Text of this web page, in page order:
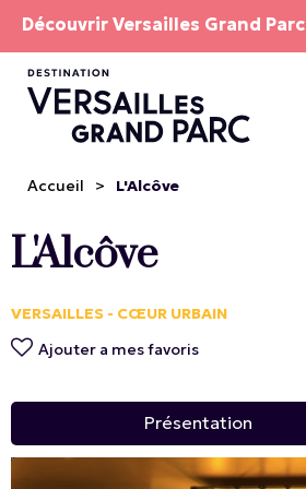
Découvrir Versailles Grand Parc
Accueil > L'Alcôve
L'Alcôve
VERSAILLES - CŒUR URBAIN
Ajouter a mes favoris
Présentation